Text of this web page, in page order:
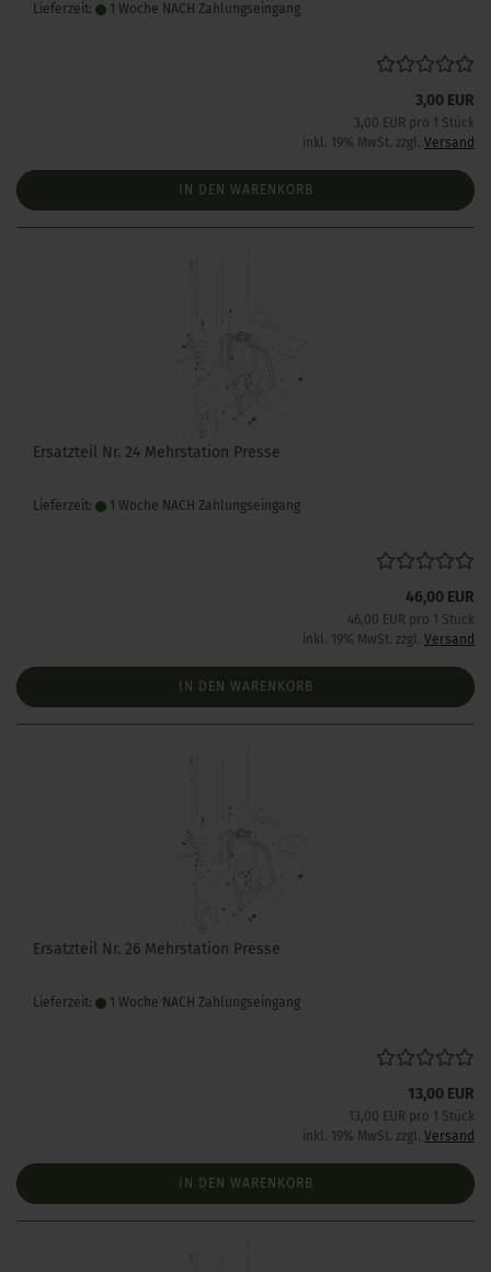
Lieferzeit: 1 Woche NACH Zahlungseingang
3,00 EUR
3,00 EUR pro 1 Stück
inkl. 19% MwSt. zzgl. Versand
IN DEN WARENKORB
Ersatzteil Nr. 24 Mehrstation Presse
Lieferzeit: 1 Woche NACH Zahlungseingang
46,00 EUR
46,00 EUR pro 1 Stück
inkl. 19% MwSt. zzgl. Versand
IN DEN WARENKORB
Ersatzteil Nr. 26 Mehrstation Presse
Lieferzeit: 1 Woche NACH Zahlungseingang
13,00 EUR
13,00 EUR pro 1 Stück
inkl. 19% MwSt. zzgl. Versand
IN DEN WARENKORB